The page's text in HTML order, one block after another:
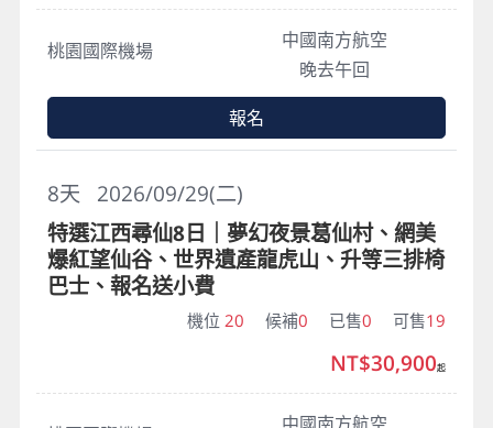
桃園國際機場
中國南方航空
晚去午回
報名
2026/09/29(二)
8天
特選江西尋仙8日｜夢幻夜景葛仙村、網美
爆紅望仙谷、世界遺產龍虎山、升等三排椅
巴士、報名送小費
機位 20 候補0 已售0 可售19
NT$30,900起